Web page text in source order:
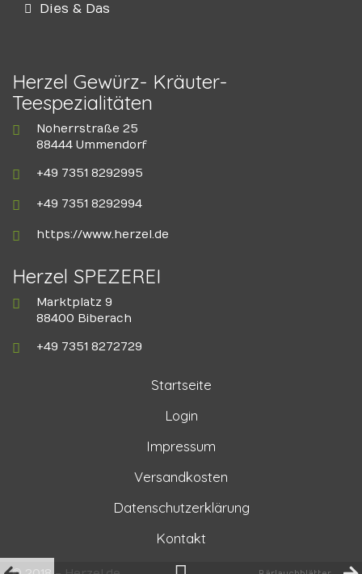
Dies & Das
Herzel Gewürz- Kräuter-
Teespezialitäten
Noherrstraße 25
88444 Ummendorf
+49 7351 8292995
+49 7351 8292994
https://www.herzel.de
Herzel SPEZEREI
Marktplatz 9
88400 Biberach
+49 7351 8272729
Startseite
Login
Impressum
Versandkosten
Datenschutzerklärung
Kontakt